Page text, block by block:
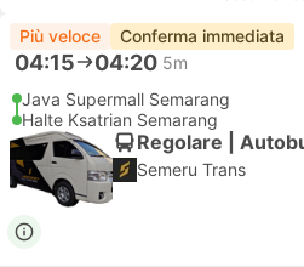
Più veloce Conferma immediata
04:15 04:20 5m
Java Supermall Semarang
Halte Ksatrian Semarang
Regolare |
Semeru Trans